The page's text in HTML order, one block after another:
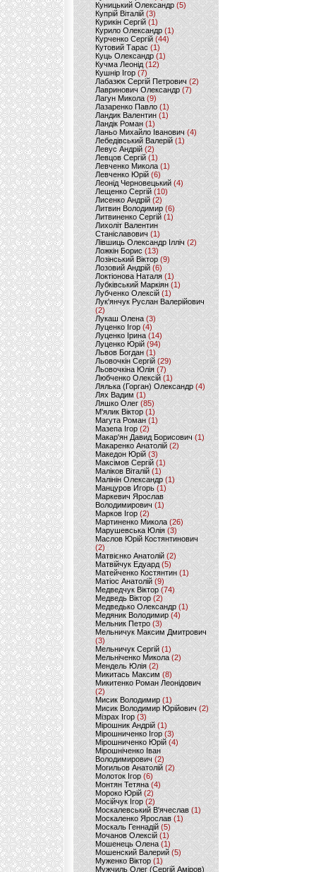
Куницький Олександр (5)
Купрій Віталій (3)
Курикін Сергій(1)
Курило Олександр (1)
Курченко Сергій (44)
Кутовий Тарас (1)
Куць Олександр (1)
Кучма Леонід (12)
Кушнір Ігор(7)
Лабазюк Сергій Петрович (2)
Лавринович Олександр(7)
Лагун Микола(9)
Лазаренко Павло (1)
Ландик Валентин (1)
Ландік Роман (1)
Ланьо Михайло Іванович(4)
Лебедівський Валерій(1)
Левус Андрій(2)
Левцов Сергій (1)
Левченко Микола (1)
Левченко Юрій (6)
Леонід Черновецький (4)
Лещенко Сергій (10)
Лисенко Андрій (2)
Литвин Володимир (6)
Литвиненко Сергій (1)
Лихоліт Валентин
Станіславович (1)
Лівшиць Олександр Ілліч (2)
Ложкін Борис(13)
Лозінський Віктор(9)
Лозовий Андрій (6)
Локтіонова Наталя (1)
Лубківський Маркіян(1)
Лубченко Олексій (1)
Лук'янчук Руслан Валерійович
(2)
Лукаш Олена (3)
Луценко Ігор (4)
Луценко Ірина (14)
Луценко Юрій (94)
Львов Богдан (1)
Льовочкін Сергій (29)
Льовочкіна Юлія(7)
Любченко Олексій(1)
Лялька (Горган) Олександр(4)
Лях Вадим (1)
Ляшко Олег (85)
М'ялик Віктор(1)
Магута Роман(1)
Мазепа Ігор (2)
Макар'ян Давид Борисович(1)
Макаренко Анатолій (2)
Македон Юрій(3)
Максімов Сергій (1)
Маліков Віталій (1)
Малінін Олександр (1)
Манцуров Игорь (1)
Маркевич Ярослав
Володимирович (1)
Марков Ігор (2)
Мартиненко Микола (26)
Марушевська Юлія (3)
Маслов Юрій Костянтинович
(2)
Матвієнко Анатолій (2)
Матвійчук Едуард(5)
Матейченко Костянтин (1)
Матіос Анатолій (9)
Медведчук Віктор(74)
Медведь Віктор (2)
Медведько Олександр (1)
Медяник Володимир(4)
Мельник Петро (3)
Мельничук Максим Дмитрович
(3)
Мельничук Сергій (1)
Мельніченко Микола (2)
Мендель Юлія (2)
Микитась Максим (8)
Микитенко Роман Леонідович
(2)
Мисик Володимир (1)
Мисик Володимир Юрійович(2)
Мізрах Ігор(3)
Мірошник Андрій(1)
Мірошниченко Ігор (3)
Мірошниченко Юрій(4)
Мірошніченко Іван
Володимирович (2)
Могильов Анатолій (2)
Молоток Ігор (6)
Монтян Тетяна (4)
Мороко Юрій(2)
Мосійчук Ігор (2)
Москалевський В'ячеслав (1)
Москаленко Ярослав (1)
Москаль Геннадій (5)
Мочанов Олексій(1)
Мошенець Олена(1)
Мошенский Валерий (5)
Муженко Віктор (1)
Мужчиль Олег (Сергій Аміров)